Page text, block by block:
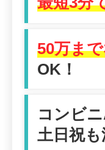
50万ま
OK！
コンビ
土日祝